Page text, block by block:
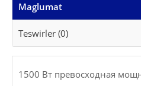
Maglumat
Teswirler (0)
1500 Вт превосходная